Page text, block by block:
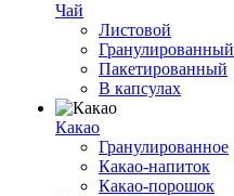
Чай
Листовой
Гранулированный
Пакетированный
В капсулах
Какао
Гранулированное
Какао-напиток
Какао-порошок